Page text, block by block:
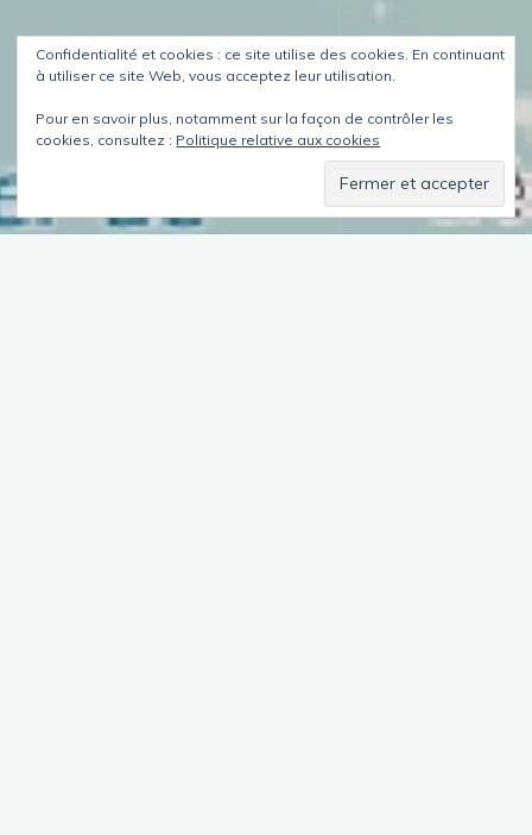
Confidentialité et cookies : ce site utilise des cookies. En continuant
à utiliser ce site Web, vous acceptez leur utilisation.
Pour en savoir plus, notamment sur la façon de contrôler les
cookies, consultez : Politique relative aux cookies